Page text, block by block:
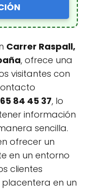
Carrer Raspall,
, ofrece una
visitantes con
84 45 37, lo
información
sencilla.
ofrecer un
en un entorno
clientes
en un